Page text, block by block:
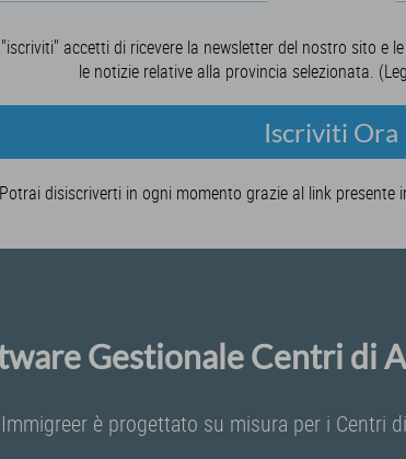
accetti di ricevere la newsletter del nostro sito e
le notizie relative alla provincia selezionata.
Iscriviti Ora
Potrai disiscriverti in ogni momento grazie al link presente
Gestionale Centri di
è progettato su misura per i Centri